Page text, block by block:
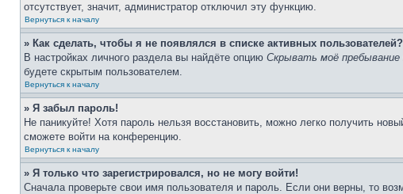
отсутствует, значит, администратор отключил эту функцию.
Вернуться к началу
» Как сделать, чтобы я не появлялся в списке активных пользователей?
В настройках личного раздела вы найдёте опцию Скрывать моё пребывание
будете скрытым пользователем.
Вернуться к началу
» Я забыл пароль!
Не паникуйте! Хотя пароль нельзя восстановить, можно легко получить
сможете войти на конференцию.
Вернуться к началу
» Я только что зарегистрировался, но не могу войти!
Сначала проверьте свои имя пользователя и пароль. Если они верны, то